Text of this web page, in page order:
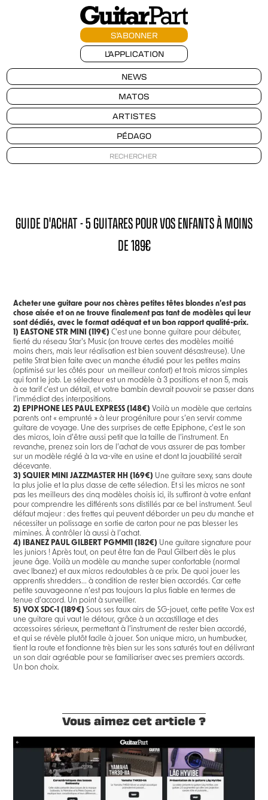
S'ABONNER
L'APPLICATION
NEWS
MATOS
ARTISTES
PÉDAGO
GUIDE D'ACHAT - 5 GUITARES POUR VOS ENFANTS À MOINS
DE 189€
Acheter une guitare pour nos chères petites têtes blondes n’est pas
chose aisée et on ne trouve finalement pas tant de modèles qui leur
sont dédiés, avec le format adéquat et un bon rapport qualité-prix.
1) EASTONE STR MINI (119€) C’est une bonne guitare pour débuter,
fierté du réseau Star's Music (on trouve certes des modèles moitié
moins chers, mais leur réalisation est bien souvent désastreuse). Une
petite Strat bien faite avec un manche étudié pour les petites mains
(optimisé sur les côtés pour un meilleur confort) et trois micros simples
qui font le job. Le sélecteur est un modèle à 3 positions et non 5, mais
à ce tarif c’est un détail, et votre bambin devrait pouvoir se passer dans
l’immédiat des interpositions.
2) EPIPHONE LES PAUL EXPRESS (148€) Voilà un modèle que certains
parents ont « emprunté » à leur progéniture pour s’en servir comme
guitare de voyage. Une des surprises de cette Epiphone, c’est le son
des micros, loin d’être aussi petit que la taille de l’instrument. En
revanche, prenez soin lors de l’achat de vous assurer de pas tomber
sur un modèle réglé à la va-vite en usine et dont la jouabilité serait
décevante.
3) SQUIER MINI JAZZMASTER HH (169€) Une guitare sexy, sans doute
la plus jolie et la plus classe de cette sélection. Et si les micros ne sont
pas les meilleurs des cinq modèles choisis ici, ils suffiront à votre enfant
pour comprendre les différents sons distillés par ce bel instrument. Seul
défaut majeur : des frettes qui peuvent déborder un peu du manche et
nécessiter un polissage en sortie de carton pour ne pas blesser les
mimines. À contrôler là aussi à l’achat.
4) IBANEZ PAUL GILBERT PGMM11 (182€) Une guitare signature pour
les juniors ! Après tout, on peut être fan de Paul Gilbert dès le plus
jeune âge. Voilà un modèle au manche super confortable (normal
avec Ibanez) et aux micros redoutables à ce prix. De quoi jouer les
apprentis shredders... à condition de rester bien accordés. Car cette
petite sauvageonne n’est pas toujours la plus fiable en termes de
tenue d’accord. Un point à surveiller.
5) VOX SDC-1 (189€) Sous ses faux airs de SG-jouet, cette petite Vox est
une guitare qui vaut le détour, grâce à un accastillage et des
accessoires sérieux, permettant à l’instrument de rester bien accordé,
et qui se révèle plutôt facile à jouer. Son unique micro, un humbucker,
tient la route et fonctionne très bien sur les sons saturés tout en délivrant
un son clair agréable pour se familiariser avec ses premiers accords.
Un bon choix.
Vous aimez cet article ?